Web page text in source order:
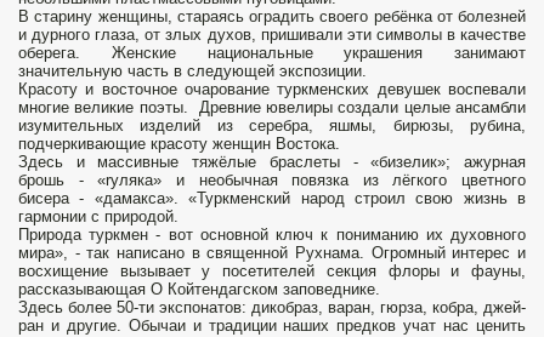
В ста­рину женщины, стараясь оградить своего ребёнка от болезней
и дур­ного глаза, от злых духов, пришива­ли эти символы в качестве
оберега. Женские национальные украшения занимают
значительную часть в сле­дующей экспозиции.
Красоту и вос­точное очарование туркменских де­вушек воспевали
многие великие по­эты. Древние ювелиры создали це­лые ансамбли
изумительных изде­лий из серебра, яшмы, бирюзы, ру­бина,
подчеркивающие красоту женщин Востока.
Здесь и массив­ные тяжёлые браслеты - «бизелик»; ажурная
брошь - «ryляка» и необычная повязка из лёгкого цвет­ного
бисера - «дамакса». «Турк­менский народ строил свою жизнь в
гармонии c природой.
Природа туркмен - вот основной ключ к по­ниманию их духовного
мира», - так написано в священной Рухнама. Огромный интерес и
восхищение вызывает y посетителей секция флоры и фауны,
рассказывающая O Койтендагском заповеднике.
Здесь более 50-ти экспонатов: ди­кобраз, варан, гюрза, кобра, джей­
ран и другие. Обычаи и традиции наших предков учат нас ценить